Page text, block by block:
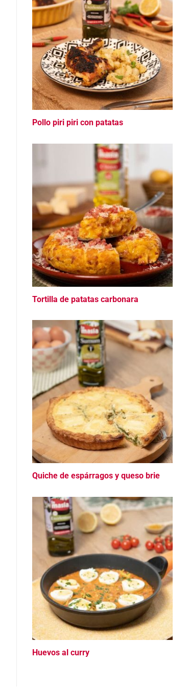
Pollo piri piri con patatas
Tortilla de patatas carbonara
Quiche de espárragos y queso brie
Huevos al curry